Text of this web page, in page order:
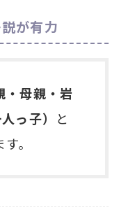
が有力
・母親・岩
っ子）
と
。